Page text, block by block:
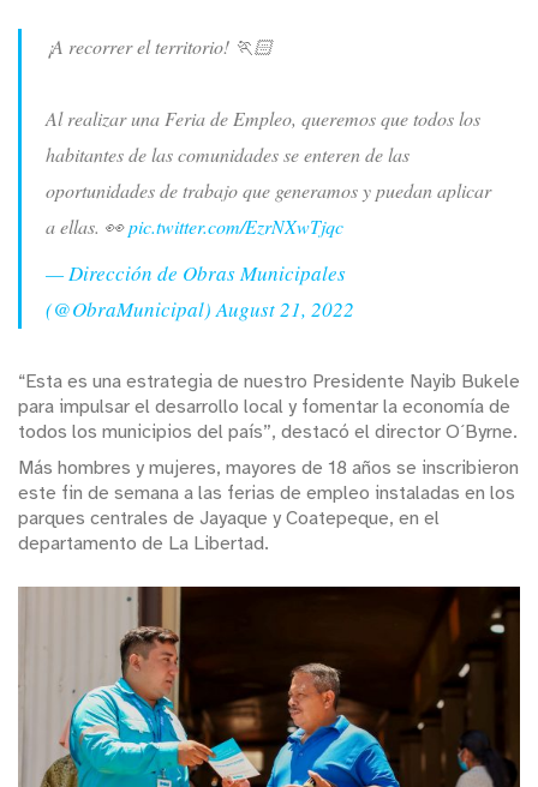
¡A recorrer el territorio! 🏃🏻
Al realizar una Feria de Empleo, queremos que todos los
habitantes de las comunidades se enteren de las
oportunidades de trabajo que generamos y puedan aplicar
a ellas. 👀pic.twitter.com/EzrNXwTjqc
— Dirección de Obras Municipales
(@ObraMunicipal)August 21, 2022
“Esta es una estrategia de nuestro Presidente Nayib Bukele
para impulsar el desarrollo local y fomentar la economía de
todos los municipios del país”, destacó el director O´Byrne.
Más hombres y mujeres, mayores de 18 años se inscribieron
este fin de semana a las ferias de empleo instaladas en los
parques centrales de Jayaque y Coatepeque, en el
departamento de La Libertad.